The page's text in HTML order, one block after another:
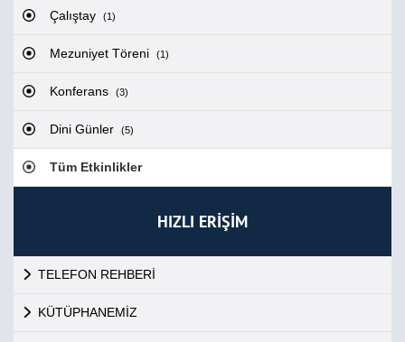
Çalıştay (1)
Mezuniyet Töreni (1)
Konferans (3)
Dini Günler (5)
Tüm Etkinlikler
HIZLI ERİŞİM
TELEFON REHBERİ
KÜTÜPHANEMİZ